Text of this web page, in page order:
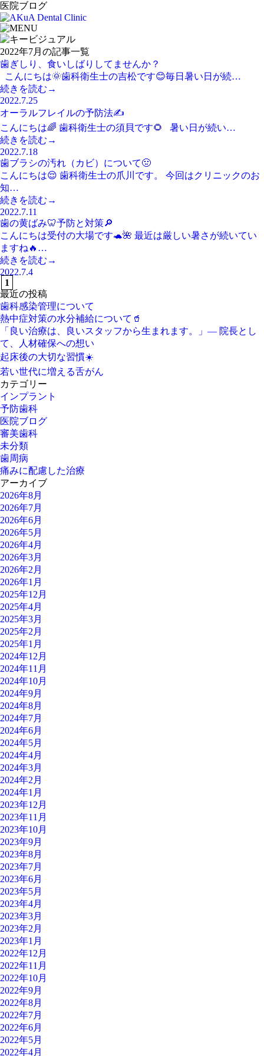
医院ブログ
2022年7月の記事一覧
歯ぎしり、食いしばりしてませんか？
こんにちは🌞歯科衛生士の吉松です😊毎日暑い日が続…
続きを読む→
2022.7.25
オーラルフレイルの予防法✍️
こんにちは🌈 歯科衛生士の須貝です🌻 暑い日が続い…
続きを読む→
2022.7.18
歯ブラシの汚れ（カビ）について🤢
こんにちは😌 歯科衛生士の爪川です。 今回はクリニックのお
知…
続きを読む→
2022.7.11
歯の黄ばみ🦷予防と対策🔎
こんにちは受付の大場です🐢🌺 最近は厳しい暑さが続いてい
ますね🔥…
続きを読む→
2022.7.4
1
最近の投稿
歯科感染管理について
熱中症対策の水分補給について🥤
「良い治療は、良いスタッフから生まれます。」― 院長とし
て、人材確保への想い
起床後の大切な習慣☀️
若い世代に増える舌がん
カテゴリー
インプラント
予防歯科
医院ブログ
審美歯科
未分類
歯周病
痛みに配慮した治療
アーカイブ
2026年8月
2026年7月
2026年6月
2026年5月
2026年4月
2026年3月
2026年2月
2026年1月
2025年12月
2025年4月
2025年3月
2025年2月
2025年1月
2024年12月
2024年11月
2024年10月
2024年9月
2024年8月
2024年7月
2024年6月
2024年5月
2024年4月
2024年3月
2024年2月
2024年1月
2023年12月
2023年11月
2023年10月
2023年9月
2023年8月
2023年7月
2023年6月
2023年5月
2023年4月
2023年3月
2023年2月
2023年1月
2022年12月
2022年11月
2022年10月
2022年9月
2022年8月
2022年7月
2022年6月
2022年5月
2022年4月